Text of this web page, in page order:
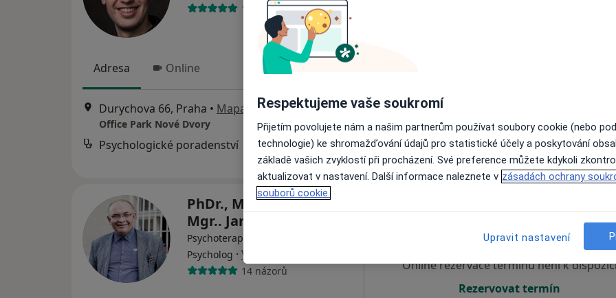
137 názorů
Adresa Online
Durychova 66, Praha • Mapa
Office Park Nové Dvory
Psychologické poradenství 1 600 Kč
PhDr., Mgr. et Mgr. et
Mgr.. Jan Beer, MBA
Psychoterapeut, Dětský psycholog,
Psycholog · Více
14 názorů
Online rezervace termínu není k
Rezervovat termín
Respektujeme vaše soukromí
Přijetím povolujete nám a našim partnerům používat soubory cookie (nebo
technologie) ke shromažďování údajů pro statistické účely a poskytování
základě vašich zvyklostí při procházení. Své preference můžete kdykoli
aktualizovat v nastavení. Další informace naleznete v zásadách ochrany
souborů cookie.
Upravit nastavení